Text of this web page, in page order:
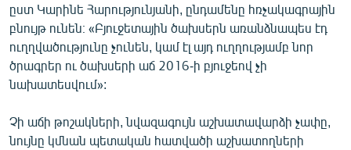
ըստ Կարինե Հարությունյանի, ընդամենը հռչակագրային
բնույթ ունեն։ «Բյուջետային ծախսերն առանձնապես էդ
ուղղվածությունը չունեն, կամ էլ այդ ուղղությամբ նոր
ծրագրեր ու ծախսերի աճ 2016-ի բյուջեով չի
նախատեսվում»:
Չի աճի թոշակների, նվազագույն աշխատավարձի չափը,
նույնը կմնան պետական հատվածի աշխատողների